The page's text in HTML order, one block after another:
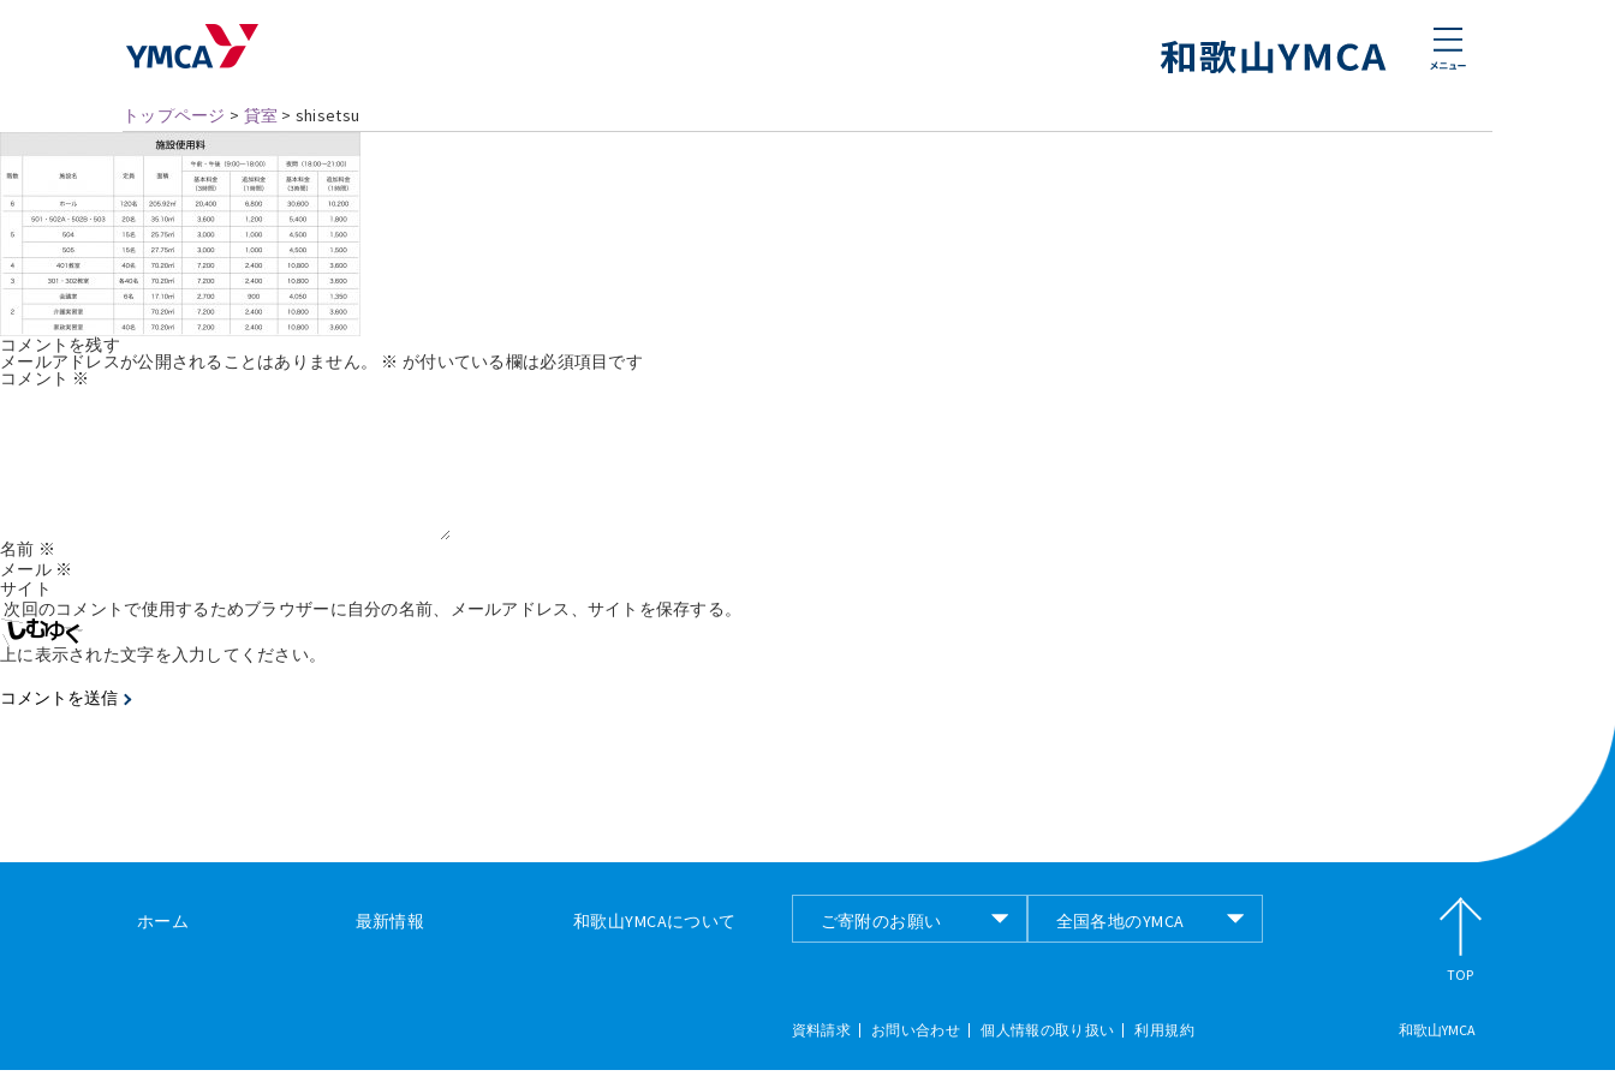
トップページ > 貸室 > shisetsu
コメントを残す
メールアドレスが公開されることはありません。 ※ が付いている欄は必須項目です
コメント ※
名前 ※
メール ※
サイト
次回のコメントで使用するためブラウザーに自分の名前、メールアドレス、サイトを保存する。
上に表示された文字を入力してください。
ホーム 最新情報 和歌山YMCAについて ご寄附のお願い 全国各地のYMCA
資料請求 お問い合わせ 個人情報の取り扱い 利用規約 和歌山YMCA
TOP